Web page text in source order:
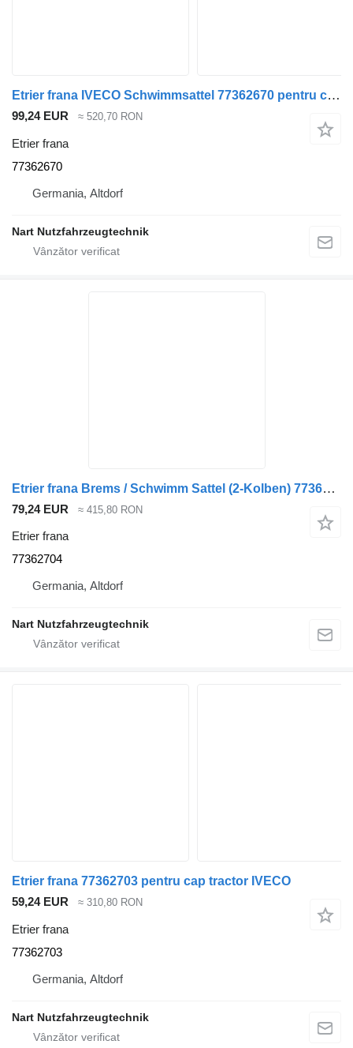
Etrier frana IVECO Schwimmsattel 77362670 pentru camion
99,24 EUR ≈ 520,70 RON
Etrier frana
77362670
Germania, Altdorf
Nart Nutzfahrzeugtechnik
Etrier frana Brems / Schwimm Sattel (2-Kolben) 77362704 pentru camion
79,24 EUR ≈ 415,80 RON
Etrier frana
77362704
Germania, Altdorf
Nart Nutzfahrzeugtechnik
Etrier frana 77362703 pentru cap tractor IVECO
59,24 EUR
≈ 310,80 RON
Etrier frana
77362703
Germania, Altdorf
Nart Nutzfahrzeugtechnik